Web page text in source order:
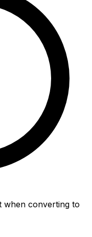
when converting to